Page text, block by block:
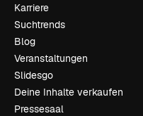
Karriere
Suchtrends
Blog
Veranstaltungen
Slidesgo
Deine Inhalte verkaufen
Pressesaal